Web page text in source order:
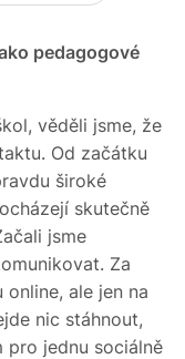
pedagogové
věděli jsme, že
Od začátku
široké
skutečně
jsme
Za
ale jen na
nic stáhnout,
pro jednu sociálně